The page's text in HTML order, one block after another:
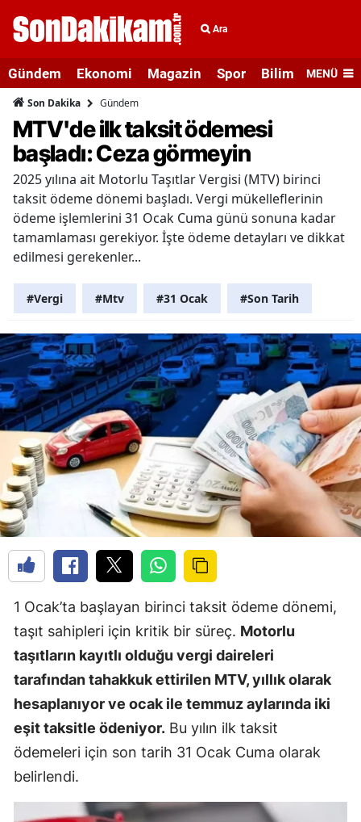
Ara
Gündem Ekonomi Magazin Spor Bilim veMENÜ
Son Dakika Gündem
MTV'de ilk taksit ödemesi
başladı: Ceza görmeyin
2025 yılına ait Motorlu Taşıtlar Vergisi (MTV) birinci
taksit ödeme dönemi başladı. Vergi mükelleflerinin
ödeme işlemlerini 31 Ocak Cuma günü sonuna kadar
tamamlaması gerekiyor. İşte ödeme detayları ve dikkat
edilmesi gerekenler...
#Vergi #Mtv #31 Ocak #Son Tarih
1 Ocak’ta başlayan birinci taksit ödeme dönemi,
taşıt sahipleri için kritik bir süreç. Motorlu
taşıtların kayıtlı olduğu vergi daireleri
tarafından tahakkuk ettirilen MTV, yıllık olarak
hesaplanıyor ve ocak ile temmuz aylarında iki
eşit taksitle ödeniyor. Bu yılın ilk taksit
ödemeleri için son tarih 31 Ocak Cuma olarak
belirlendi.